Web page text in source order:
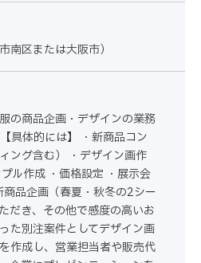
南区または大阪市）
の商品企画・デザインの業務
具体的には】 ・新商品コン
ング含む） ・デザイン画作
ル作成 ・価格設定 ・展示会
品企画（春夏・秋冬の2シー
だき、その他で感度の高いお
た別注案件としてデザイン画
作成し、営業担当者や販売代